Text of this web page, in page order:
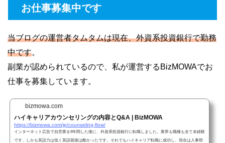
お仕事募集中です
当ブログの運営者タムタムは現在、外資系投資銀行で勤務
中です。
副業が認められているので、私が運営するBizMOWAでお
仕事を募集しています。
bizmowa.com
ハイキャリアカウンセリングの内容とQ&A | BizMOWA
https://bizmowa.com/jp/counseling-flow/
インターネット広告で自営業を9年間した後に、外資系投資銀行に転職しました。業界も職種も全て未経験
です。しかも英語力は低く英語面接は酷かったです。それでもハイキャリア転職に成功し、現在は人事部